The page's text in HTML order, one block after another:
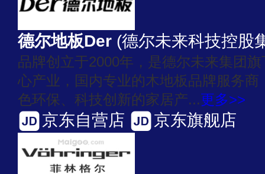
德尔地板Der (德尔未来科技控股
品牌创立于2000年，是德尔未来集团
心产业，国内专业的木地板品牌服务
色环保、科技创新的家居产...更多>>
京东自营店 京东旗舰店